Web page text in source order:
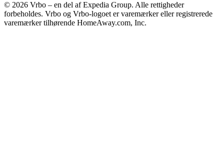
© 2026 Vrbo – en del af Expedia Group. Alle rettigheder
forbeholdes. Vrbo og Vrbo-logoet er varemærker eller registrerede
varemærker tilhørende HomeAway.com, Inc.